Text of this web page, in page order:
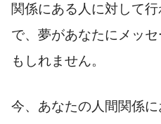
関係にある人に対して
で、夢があなたにメッ
もしれません。
今、あなたの人間関係